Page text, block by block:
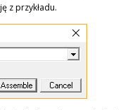
z przykładu.